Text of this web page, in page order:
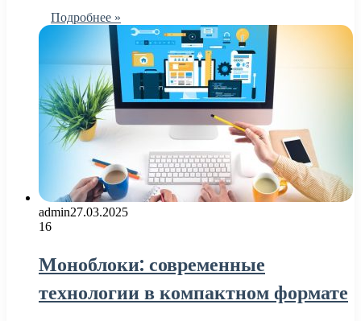
Подробнее »
admin27.03.2025
16
Моноблоки: современные
технологии в компактном формате